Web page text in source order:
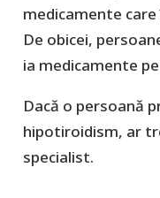
medicamente
De obicei,
ia medicamente
Dacă o persoană
hipotiroidism, ar
specialist.